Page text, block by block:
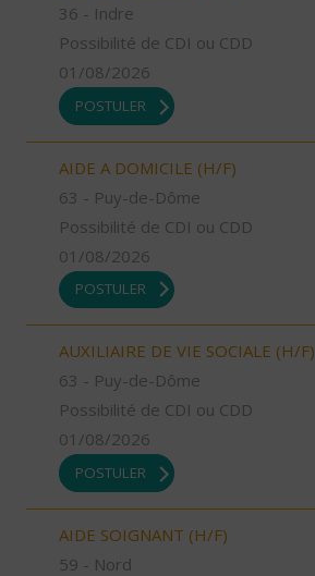
36 - Indre
Possibilité de CDI ou CDD
01/08/2026
POSTULER
AIDE A DOMICILE (H/F)
63 - Puy-de-Dôme
Possibilité de CDI ou CDD
01/08/2026
POSTULER
AUXILIAIRE DE VIE SOCIALE (H/F)
63 - Puy-de-Dôme
Possibilité de CDI ou CDD
01/08/2026
POSTULER
AIDE SOIGNANT (H/F)
59 - Nord